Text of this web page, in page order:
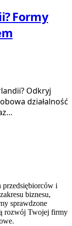
Formy
Odkryj
działalność
przedsiębiorców i
biznesu,
sprawdzone
rozwój Twojej firmy